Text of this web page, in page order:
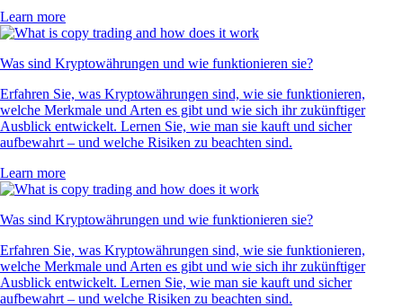
Learn more
Was sind Kryptowährungen und wie funktionieren sie?
Erfahren Sie, was Kryptowährungen sind, wie sie funktionieren,
welche Merkmale und Arten es gibt und wie sich ihr zukünftiger
Ausblick entwickelt. Lernen Sie, wie man sie kauft und sicher
aufbewahrt – und welche Risiken zu beachten sind.
Learn more
Was sind Kryptowährungen und wie funktionieren sie?
Erfahren Sie, was Kryptowährungen sind, wie sie funktionieren,
welche Merkmale und Arten es gibt und wie sich ihr zukünftiger
Ausblick entwickelt. Lernen Sie, wie man sie kauft und sicher
aufbewahrt – und welche Risiken zu beachten sind.